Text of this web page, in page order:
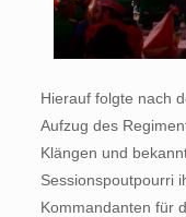
Hierauf folgte nach
Aufzug des
Klängen und
Sessionspoutpourri
Kommandanten für